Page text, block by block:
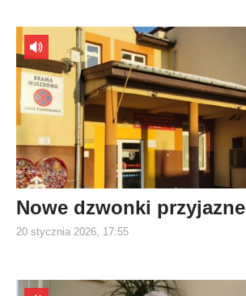
Nowe dzwonki
20 stycznia 2026, 17:55